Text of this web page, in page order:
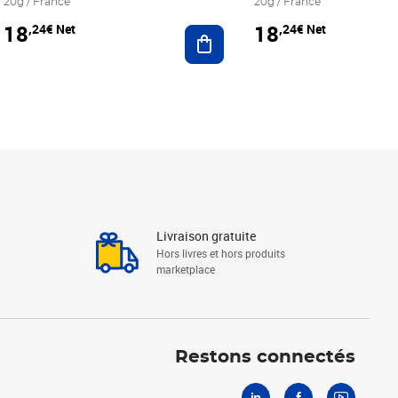
au panier
18,24€ Net Ajouter au panier
18,24€ Net
Livraison gratuite
Hors livres et hors produits
marketplace
Restons connectés